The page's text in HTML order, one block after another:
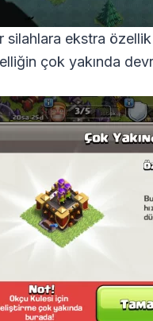
silahlara ekstra
çok yakında